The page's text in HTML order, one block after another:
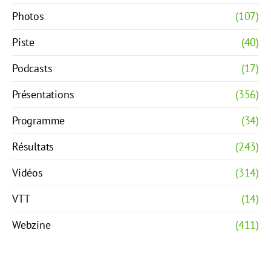
Photos
(107)
Piste
(40)
Podcasts
(17)
Présentations
(356)
Programme
(34)
Résultats
(243)
Vidéos
(314)
VTT
(14)
Webzine
(411)